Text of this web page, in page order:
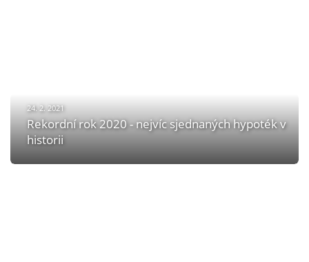
24. 2. 2021
Rekordní rok 2020 - nejvíc sjednaných hypoték v
historii